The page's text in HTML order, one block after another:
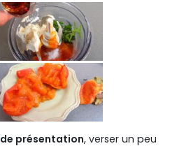
de présentation, verser un peu